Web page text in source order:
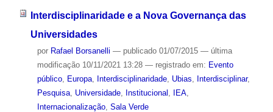
Interdisciplinaridade e a Nova Governança das
Universidades
por Rafael Borsanelli — publicado01/07/2015 — última
modificação10/11/2021 13:28 — registrado em: Evento
público, Europa, Interdisciplinaridade, Ubias Interdisciplinar,
Pesquisa, Universidade, Institucional IEA,
Internacionalização, Sala Verde